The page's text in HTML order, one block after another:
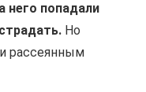
него попадали
Но
рассеянным